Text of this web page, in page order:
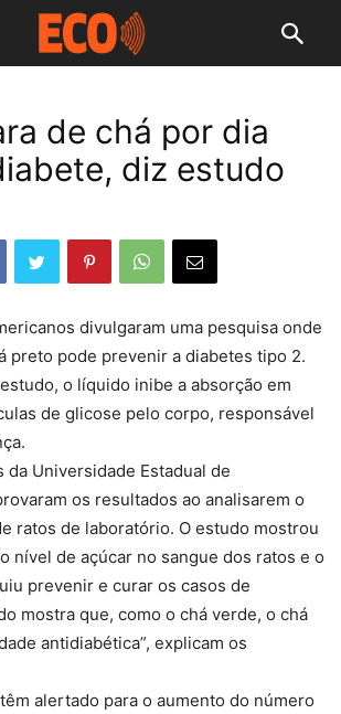
de chá por dia
diz estudo
divulgaram uma pesquisa onde
preto pode prevenir a diabetes tipo 2.
o líquido inibe a absorção em
de glicose pelo corpo, responsável
da Universidade Estadual de
os resultados ao analisarem o
ratos de laboratório. O estudo mostrou
nível de açúcar no sangue dos ratos e o
prevenir e curar os casos de
mostra que, como o chá verde, o chá
antidiabética”, explicam os
alertado para o aumento do número